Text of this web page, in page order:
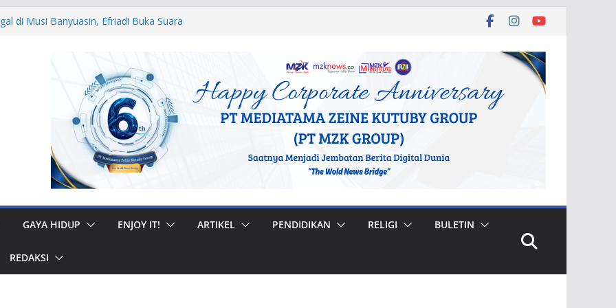
di Musi Banyuasin, Efriadi Buka Suara
Rumah di Gunung Kerinci, Anggota
Bantuan Tepat Sasaran
Bupati Bursah Zarnubi Inisiasi
di Kota Lahat
Muhidi Ajak Masyarakat Bangun
Jaga Ketertiban Sosial
GAYA HIDUP ENJOY IT! ARTIKEL PENDIDIKAN RELIGI BULETIN
REDAKSI